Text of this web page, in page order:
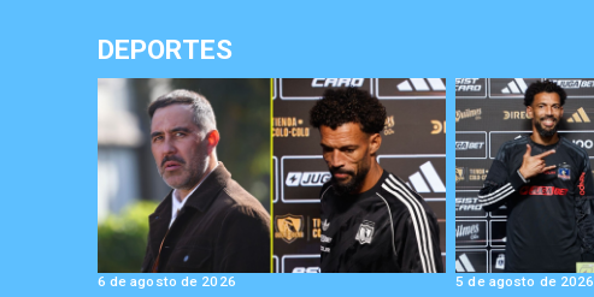
DEPORTES
6 de agosto de 2026 5 de agosto de 2026